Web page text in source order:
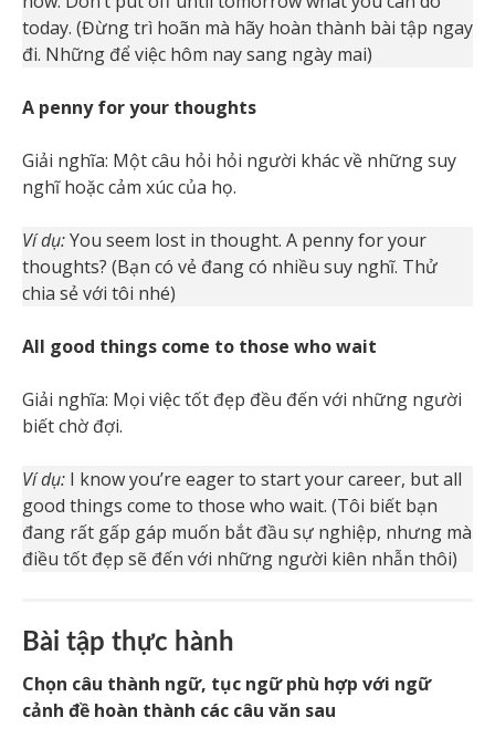
today. (Đừng trì hoãn mà hãy hoàn thành bài tập ngay
đi. Những để việc hôm nay sang ngày mai)
A penny for your thoughts
Giải nghĩa: Một câu hỏi hỏi người khác về những suy
nghĩ hoặc cảm xúc của họ.
Ví dụ:You seem lost in thought. A penny for your
thoughts? (Bạn có vẻ đang có nhiều suy nghĩ. Thử
chia sẻ với tôi nhé)
All good things come to those who wait
Giải nghĩa: Mọi việc tốt đẹp đều đến với những người
biết chờ đợi.
Ví dụ: I know you’re eager to start your career, but all
good things come to those who wait. (Tôi biết bạn
đang rất gấp gáp muốn bắt đầu sự nghiệp, nhưng mà
điều tốt đẹp sẽ đến với những người kiên nhẫn thôi)
Bài tập thực hành
Chọn câu thành ngữ, tục ngữ phù hợp với ngữ
cảnh đề hoàn thành các câu văn sau